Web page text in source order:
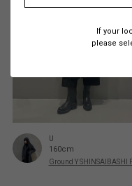
If your
please
U
160cm
Ground Y SHINSAIBASHI